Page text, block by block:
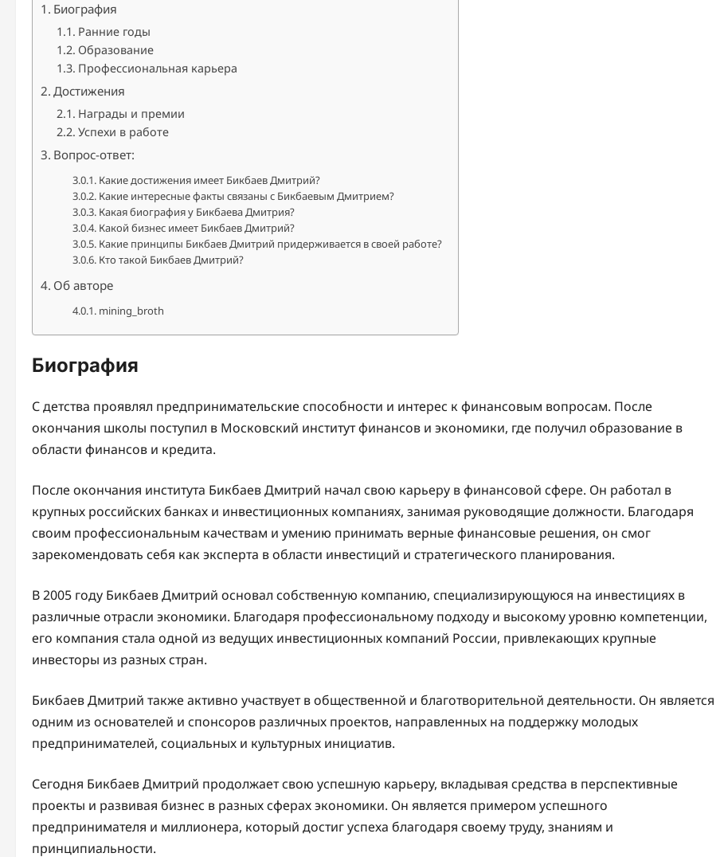
Биография
Ранние годы
Образование
Профессиональная карьера
Достижения
Награды и премии
Успехи в работе
Вопрос-ответ:
Какие достижения имеет Бикбаев Дмитрий?
Какие интересные факты связаны с Бикбаевым Дмитрием?
Какая биография у Бикбаева Дмитрия?
Какой бизнес имеет Бикбаев Дмитрий?
Какие принципы Бикбаев Дмитрий придерживается в своей работе?
Кто такой Бикбаев Дмитрий?
Об авторе
mining_broth
Биография
С детства проявлял предпринимательские способности и интерес к финансовым вопросам. После
окончания школы поступил в Московский институт финансов и экономики, где получил образование в
области финансов и кредита.
После окончания института Бикбаев Дмитрий начал свою карьеру в финансовой сфере. Он работал в
крупных российских банках и инвестиционных компаниях, занимая руководящие должности. Благодаря
своим профессиональным качествам и умению принимать верные финансовые решения, он смог
зарекомендовать себя как эксперта в области инвестиций и стратегического планирования.
В 2005 году Бикбаев Дмитрий основал собственную компанию, специализирующуюся на инвестициях в
различные отрасли экономики. Благодаря профессиональному подходу и высокому уровню компетенции,
его компания стала одной из ведущих инвестиционных компаний России, привлекающих крупные
инвесторы из разных стран.
Бикбаев Дмитрий также активно участвует в общественной и благотворительной деятельности. Он является
одним из основателей и спонсоров различных проектов, направленных на поддержку молодых
предпринимателей, социальных и культурных инициатив.
Сегодня Бикбаев Дмитрий продолжает свою успешную карьеру, вкладывая средства в перспективные
проекты и развивая бизнес в разных сферах экономики. Он является примером успешного
предпринимателя и миллионера, который достиг успеха благодаря своему труду, знаниям и
принципиальности.